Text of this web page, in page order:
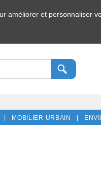
améliorer et personnaliser
| MOBILIER URBAIN |